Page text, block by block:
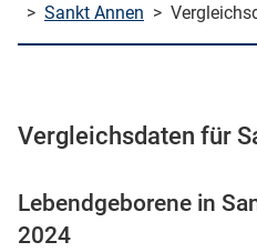
> Sankt Annen >
Vergleichsdaten für
Lebendgeborene in
2024